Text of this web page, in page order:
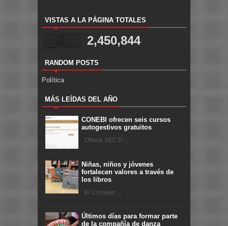
VISTAS A LA PÁGINA TOTALES
2,450,844
RANDOM POSTS
Política
MÁS LEÍDAS DEL AÑO
CONEBI ofrecen seis cursos
autogestivos gratuitos
Ofrece SECTI ...
Niñas, niños y jóvenes
fortalecen valores a través de
los libros
El Consejo ...
Últimos días para formar parte
de la compañía de danza